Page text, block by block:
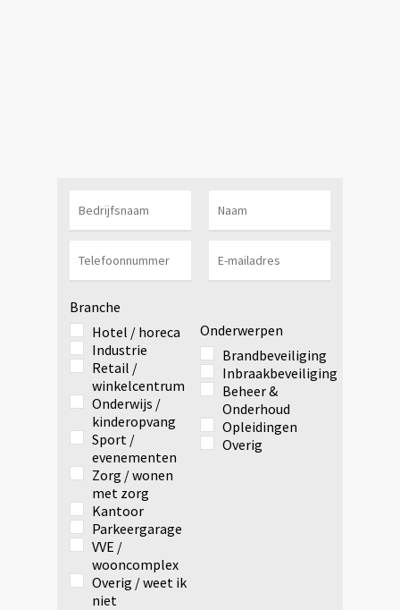
Branche
Hotel / horeca
Industrie
Retail /
winkelcentrum
Onderwijs /
kinderopvang
Sport /
evenementen
Zorg / wonen
met zorg
Kantoor
Parkeergarage
VVE /
wooncomplex
Overig / weet ik
niet
Onderwerpen
Brandbeveiliging
Inbraakbeveiliging
Beheer &
Onderhoud
Opleidingen
Overig